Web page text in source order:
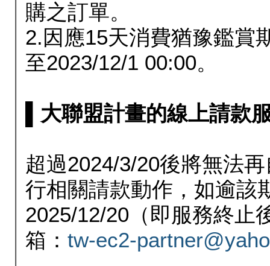
購之訂單。
2.因應15天消費猶豫鑑賞
至2023/12/1 00:00。
▌大聯盟計畫的線上請款
超過2024/3/20後將無法
行相關請款動作，如逾該
2025/12/20（即服務終止
箱： tw-ec2-